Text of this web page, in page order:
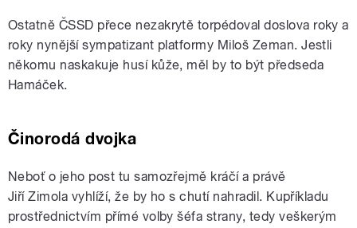
Ostatně ČSSD přece nezakrytě torpédoval doslova roky a
roky nynější sympatizant platformy Miloš Zeman. Jestli
někomu naskakuje husí kůže, měl by to být předseda
Hamáček.
Činorodá dvojka
Neboť o jeho post tu samozřejmě kráčí a právě
Jiří Zimola vyhlíží, že by ho s chutí nahradil. Kupříkladu
prostřednictvím přímé volby šéfa strany, tedy veškerým